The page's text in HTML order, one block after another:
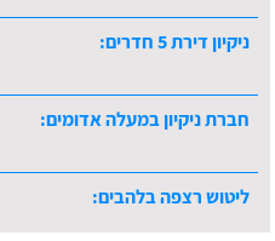
ניקיון דירת 5 חדרים:
חברת ניקיון במעלה אדומים:
ליטוש רצפה בלהבים: